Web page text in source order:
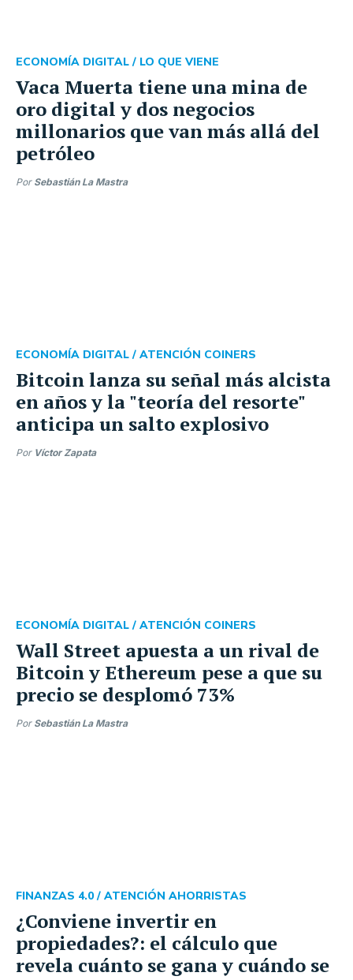
Vaca Muerta tiene una mina de
oro digital y dos negocios
millonarios que van más allá del
petróleo
ECONOMÍA DIGITAL / LO QUE VIENE
Por Sebastián La Mastra
Bitcoin lanza su señal más alcista
en años y la "teoría del resorte"
anticipa un salto explosivo
ECONOMÍA DIGITAL / ATENCIÓN COINERS
Por Víctor Zapata
Wall Street apuesta a un rival de
Bitcoin y Ethereum pese a que su
precio se desplomó 73%
ECONOMÍA DIGITAL / ATENCIÓN COINERS
Por Sebastián La Mastra
¿Conviene invertir en
propiedades?: el cálculo que
revela cuánto se gana y cuándo se
FINANZAS 4.0 / ATENCIÓN AHORRISTAS